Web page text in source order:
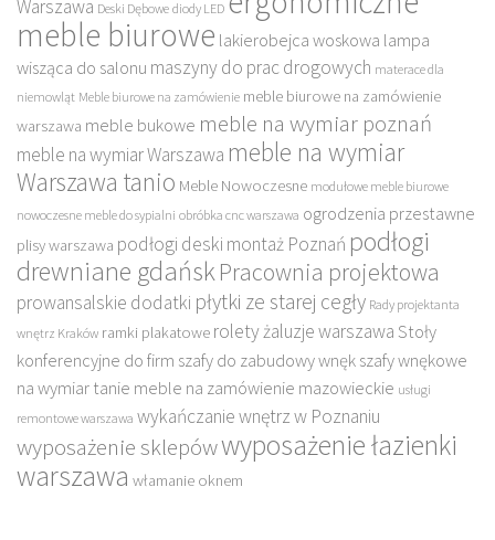
Warszawa Deski Dębowe diody LED
meble biurowe lakierobejca woskowa lampa
wisząca do salonu maszyny do prac drogowych materace dla
niemowląt Meble biurowe na zamówienie meble biurowe na zamówienie
warszawa meble bukowe meble na wymiar poznań
meble na wymiar Warszawa meble na wymiar
Warszawa tanio Meble Nowoczesne modułowe meble biurowe
nowoczesne meble do sypialni obróbka cnc warszawa ogrodzenia przestawne
plisy warszawa podłogi deski montaż Poznań podłogi
drewniane gdańskPracownia projektowa
prowansalskie dodatki płytki ze starej cegły Rady projektanta
wnętrz Kraków ramki plakatowe rolety żaluzje warszawa Stoły
konferencyjne do firm szafy do zabudowy wnęk szafy wnękowe
na wymiar tanie meble na zamówienie mazowieckie usługi
remontowe warszawa wykańczanie wnętrz w Poznaniu
wyposażenie sklepówwyposażenie łazienki
warszawa włamanie oknem